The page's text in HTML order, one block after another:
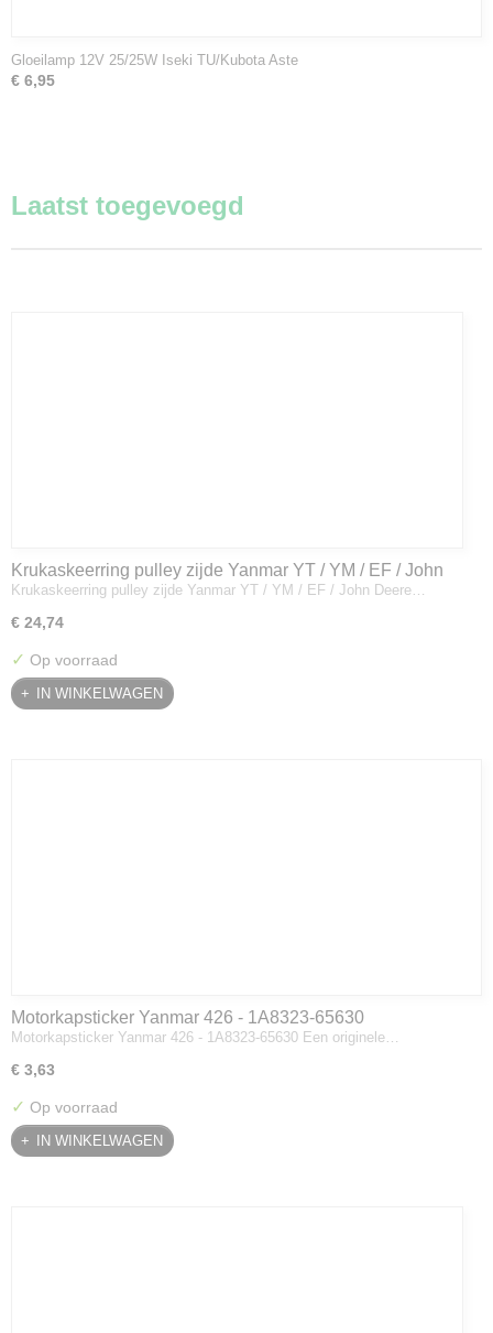
Gloeilamp 12V 25/25W Iseki TU/Kubota Aste
€ 6,95
Laatst toegevoegd
Krukaskeerring pulley zijde Yanmar YT / YM / EF / John
Deere - 119934-01800
Krukaskeerring pulley zijde Yanmar YT / YM / EF / John Deere…
€ 24,74
✓ Op voorraad
IN WINKELWAGEN
Motorkapsticker Yanmar 426 - 1A8323-65630
Motorkapsticker Yanmar 426 - 1A8323-65630 Een originele…
€ 3,63
✓ Op voorraad
IN WINKELWAGEN